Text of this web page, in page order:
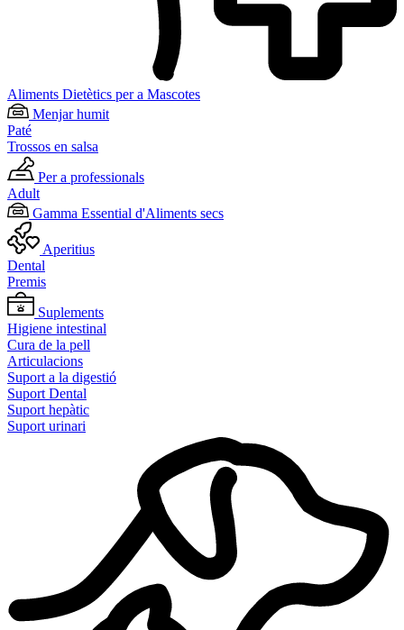
Aliments Dietètics per a Mascotes
Menjar humit
Paté
Trossos en salsa
Per a professionals
Adult
Gamma Essential d'Aliments secs
Aperitius
Dental
Premis
Suplements
Higiene intestinal
Cura de la pell
Articulacions
Suport a la digestió
Suport Dental
Suport hepàtic
Suport urinari